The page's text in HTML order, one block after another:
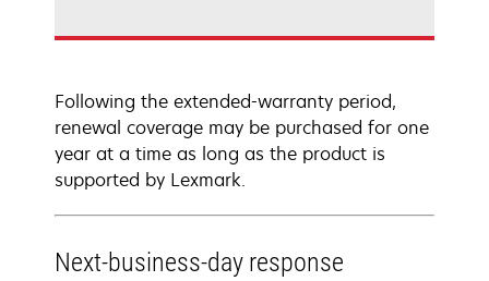
Following the extended-warranty period,
renewal coverage may be purchased for one
year at a time as long as the product is
supported by Lexmark.
Next-business-day response